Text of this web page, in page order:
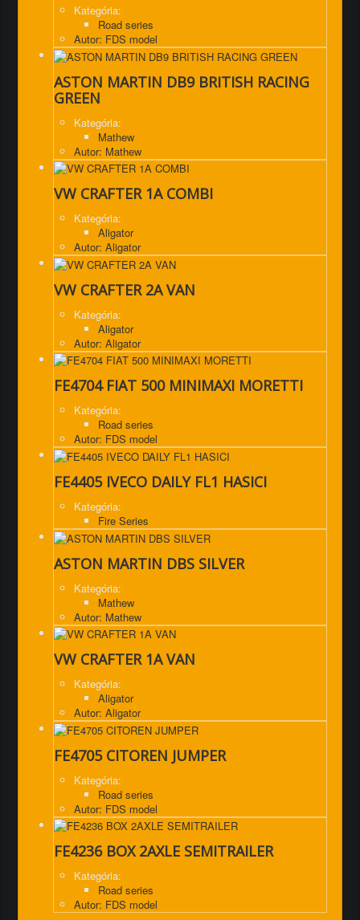
Kategória:
Road series
Autor: FDS model
ASTON MARTIN DB9 BRITISH RACING
GREEN
Kategória:
Mathew
Autor: Mathew
VW CRAFTER 1A COMBI
Kategória:
Aligator
Autor: Aligator
VW CRAFTER 2A VAN
Kategória:
Aligator
Autor: Aligator
FE4704 FIAT 500 MINIMAXI MORETTI
Kategória:
Road series
Autor: FDS model
FE4405 IVECO DAILY FL1 HASICI
Kategória:
Fire Series
ASTON MARTIN DBS SILVER
Kategória:
Mathew
Autor: Mathew
VW CRAFTER 1A VAN
Kategória:
Aligator
Autor: Aligator
FE4705 CITOREN JUMPER
Kategória:
Road series
Autor: FDS model
FE4236 BOX 2AXLE SEMITRAILER
Kategória:
Road series
Autor: FDS model